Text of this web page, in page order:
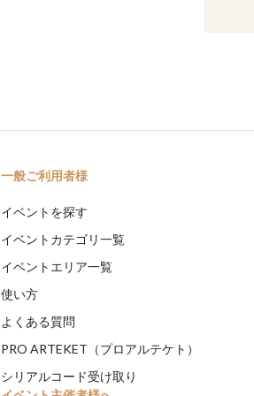
一般ご利用者様
イベントを探す
イベントカテゴリ一覧
イベントエリア一覧
使い方
よくある質問
PRO ARTEKET（プロアルテケト）
シリアルコード受け取り